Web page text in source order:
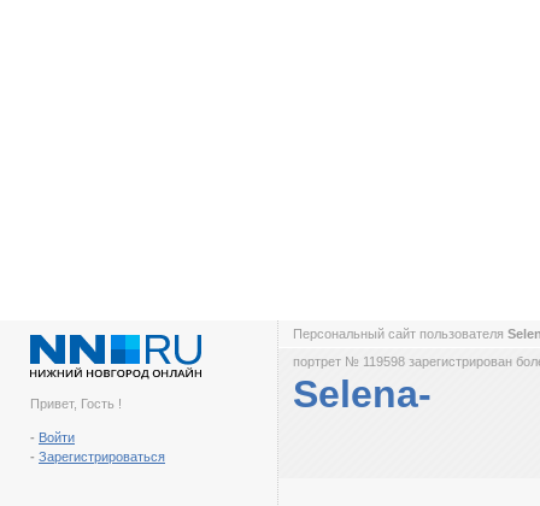
Привет, Гость !
- Войти
- Зарегистрироваться
Персональный сайт пользователя
портрет № 119598 зарегистрирован
Selena-